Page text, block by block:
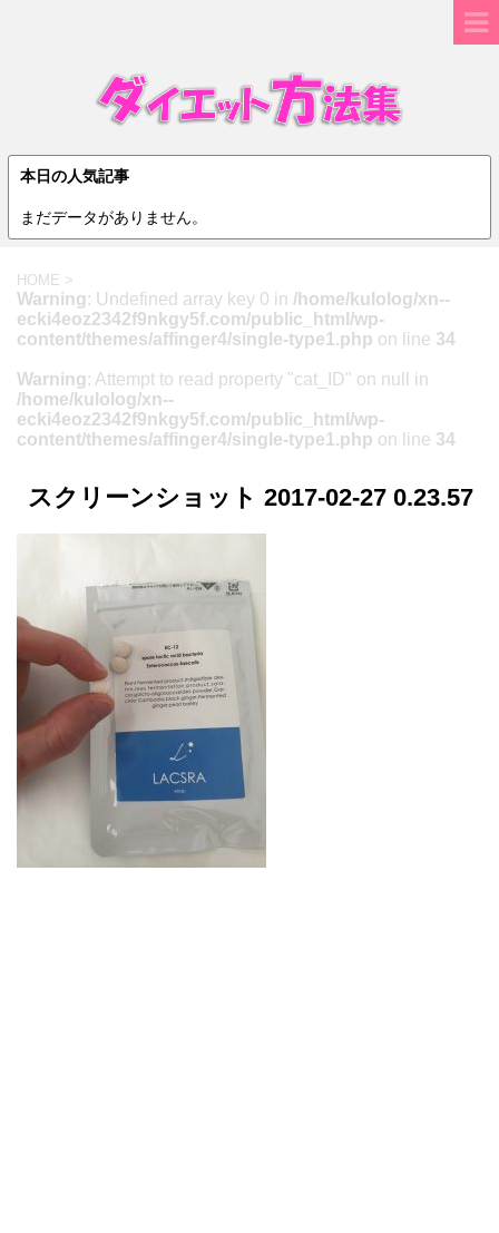
本日の人気記事
まだデータがありません。
HOME >
Warning: Undefined array key 0 in /home/kulolog/xn--
ecki4eoz2342f9nkgy5f.com/public_html/wp-
content/themes/affinger4/single-type1.php on line 34
Warning: Attempt to read property "cat_ID" on null in
/home/kulolog/xn--
ecki4eoz2342f9nkgy5f.com/public_html/wp-
content/themes/affinger4/single-type1.php on line 34
スクリーンショット 2017-02-27 0.23.57